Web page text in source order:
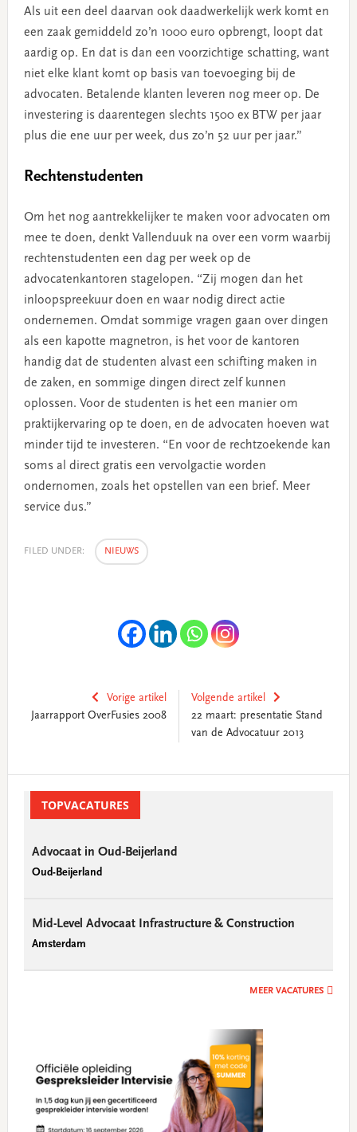
Als uit een deel daarvan ook daadwerkelijk werk komt en
een zaak gemiddeld zo’n 1000 euro opbrengt, loopt dat
aardig op. En dat is dan een voorzichtige schatting, want
niet elke klant komt op basis van toevoeging bij de
advocaten. Betalende klanten leveren nog meer op. De
investering is daarentegen slechts 1500 ex BTW per jaar
plus die ene uur per week, dus zo’n 52 uur per jaar.”
Rechtenstudenten
Om het nog aantrekkelijker te maken voor advocaten om
mee te doen, denkt Vallenduuk na over een vorm waarbij
rechtenstudenten een dag per week op de
advocatenkantoren stagelopen. “Zij mogen dan het
inloopspreekuur doen en waar nodig direct actie
ondernemen. Omdat sommige vragen gaan over dingen
als een kapotte magnetron, is het voor de kantoren
handig dat de studenten alvast een schifting maken in
de zaken, en sommige dingen direct zelf kunnen
oplossen. Voor de studenten is het een manier om
praktijkervaring op te doen, en de advocaten hoeven wat
minder tijd te investeren. “En voor de rechtzoekende kan
soms al direct gratis een vervolgactie worden
ondernomen, zoals het opstellen van een brief. Meer
service dus.”
FILED UNDER: NIEUWS
Vorige artikel
Jaarrapport OverFusies 2008
Volgende artikel
22 maart: presentatie Stand
van de Advocatuur 2013
SidebarTOPVACATURES
Advocaat in Oud-Beijerland
Oud-Beijerland
Mid-Level Advocaat Infrastructure & Construction
Amsterdam
MEER VACATURES